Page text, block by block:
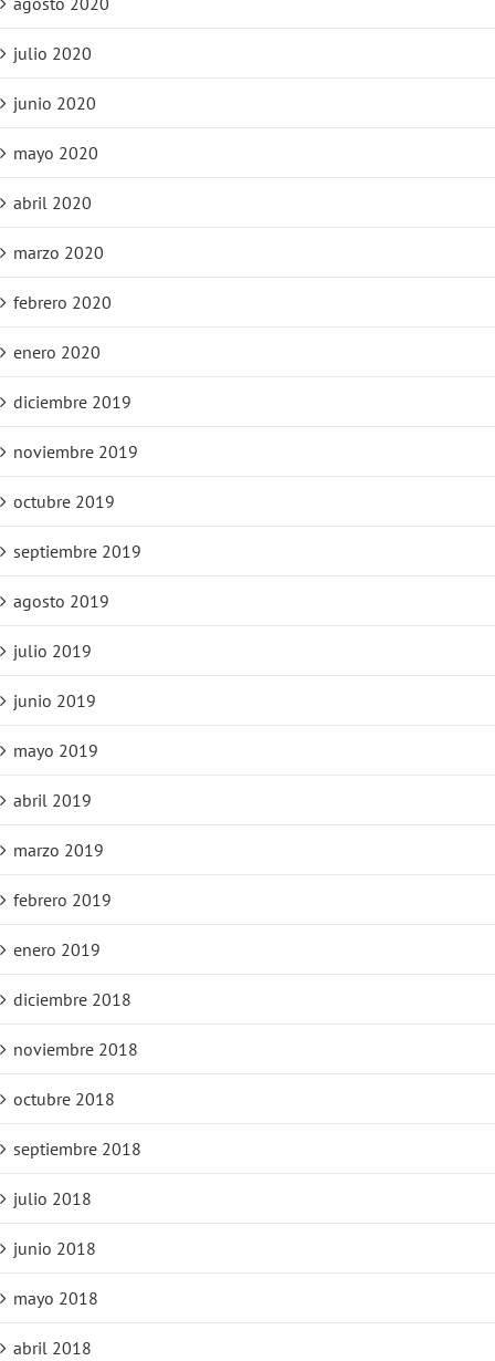
julio 2020
junio 2020
mayo 2020
abril 2020
marzo 2020
febrero 2020
enero 2020
diciembre 2019
noviembre 2019
octubre 2019
septiembre 2019
agosto 2019
julio 2019
junio 2019
mayo 2019
abril 2019
marzo 2019
febrero 2019
enero 2019
diciembre 2018
noviembre 2018
octubre 2018
septiembre 2018
julio 2018
junio 2018
mayo 2018
abril 2018